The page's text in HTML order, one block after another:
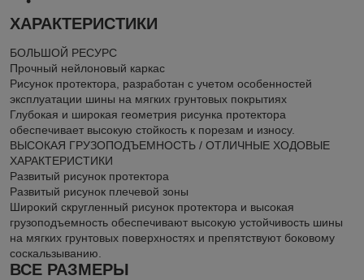
ХАРАКТЕРИСТИКИ
БОЛЬШОЙ РЕСУРС
Прочный нейлоновый каркас
Рисунок протектора, разработан с учетом особенностей
эксплуатации шины на мягких грунтовых покрытиях
Глубокая и широкая геометрия рисунка протектора
обеспечивает высокую стойкость к порезам и износу.
ВЫСОКАЯ ГРУЗОПОДЪЕМНОСТЬ / ОТЛИЧНЫЕ ХОДОВЫЕ
ХАРАКТЕРИСТИКИ
Развитый рисунок протектора
Развитый рисунок плечевой зоны
Широкий скругленный рисунок протектора и высокая
грузоподъемность обеспечивают высокую устойчивость шины
на мягких грунтовых поверхностях и препятствуют боковому
соскальзыванию.
ВСЕ РАЗМЕРЫ